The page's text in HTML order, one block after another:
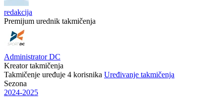
redakcija
Premijum urednik takmičenja
Administrator DC
Kreator takmičenja
Takmičenje uređuje 4 korisnika Uređivanje takmičenja
Sezona
2024-2025